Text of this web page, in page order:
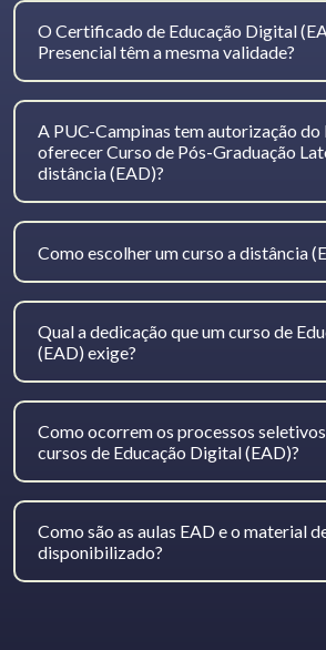
O Certificado de Educação Digital
Presencial têm a mesma validade?
A PUC-Campinas tem autorização do
oferecer Curso de Pós-Graduação
distância (EAD)?
Como escolher um curso a distância
Qual a dedicação que um curso de
(EAD) exige?
Como ocorrem os processos
cursos de Educação Digital (EAD)?
Como são as aulas EAD e o material
disponibilizado?